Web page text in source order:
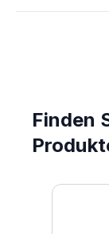
Finden